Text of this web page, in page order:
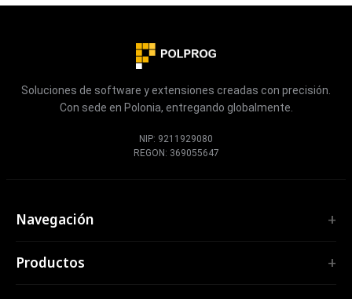
Soluciones de software y extensiones creadas con precisión.
Con sede en Polonia, entregando globalmente.
NIP: 9211929080
REGON: 369055647
Navegación
Servicios
Productos